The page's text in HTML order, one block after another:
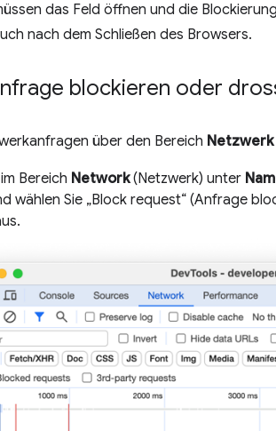
das Feld öffnen und die
nach dem Schließen des Browsers.
blockieren oder
über den Bereich Netzwerk
Bereich Network(Netzwerk) unter
wählen Sie „Block request“ (Anfrage